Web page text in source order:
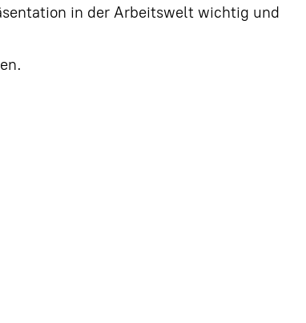
in der Arbeitswelt wichtig und